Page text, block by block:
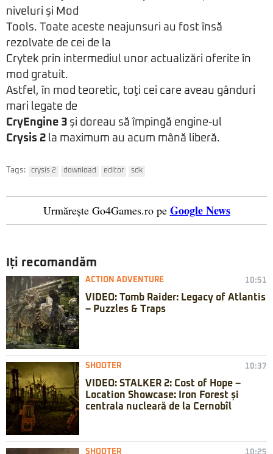
niveluri şi Mod
Tools. Toate aceste neajunsuri au fost însă
rezolvate de cei de la
Crytek prin intermediul unor actualizări oferite în
mod gratuit.
Astfel, în mod teoretic, toţi cei care aveau gânduri
mari legate de
CryEngine 3 şi doreau să împingă engine-ul
Crysis 2 la maximum au acum mână liberă.
Tags: crysis 2 download editor sdk
Urmărește Go4Games.ro pe Google News
Iți recomandăm
ACTION ADVENTURE 10:51
VIDEO: Tomb Raider: Legacy of Atlantis
– Puzzles & Traps
SHOOTER 10:37
VIDEO: STALKER 2: Cost of Hope –
Location Showcase: Iron Forest și
centrala nucleară de la Cernobîl
SHOOTER